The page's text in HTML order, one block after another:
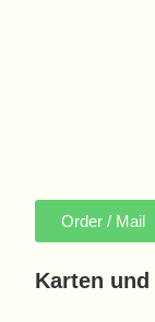
Order / Mail
Karten und